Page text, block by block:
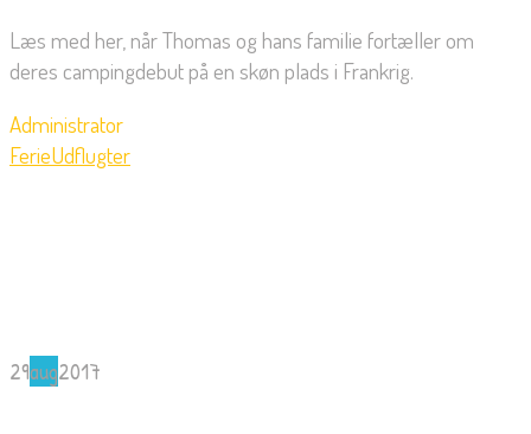
Læs med her, når Thomas og hans familie fortæller om
deres campingdebut på en skøn plads i Frankrig.
Administrator
FerieUdflugter
29aug2017